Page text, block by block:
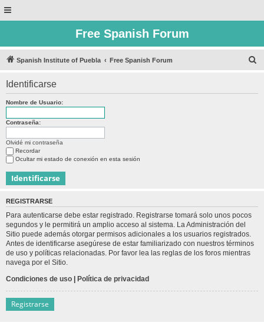
Free Spanish Forum
Spanish Institute of Puebla Free Spanish Forum
Identificarse
Nombre de Usuario:
Contraseña:
Olvidé mi contraseña
Recordar
Ocultar mi estado de conexión en esta sesión
REGISTRARSE
Para autenticarse debe estar registrado. Registrarse tomará solo unos pocos
segundos y le permitirá un amplio acceso al sistema. La Administración del
Sitio puede además otorgar permisos adicionales a los usuarios registrados.
Antes de identificarse asegúrese de estar familiarizado con nuestros términos
de uso y políticas relacionadas. Por favor lea las reglas de los foros mientras
navega por el Sitio.
Condiciones de uso | Política de privacidad
Registrarse